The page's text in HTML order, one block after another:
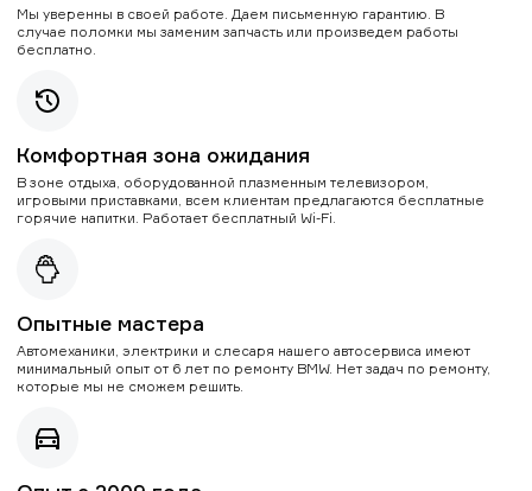
Мы уверенны в своей работе. Даем письменную гарантию. В
случае поломки мы заменим запчасть или произведем работы
бесплатно.
Комфортная зона ожидания
В зоне отдыха, оборудованной плазменным телевизором,
игровыми приставками, всем клиентам предлагаются бесплатные
горячие напитки. Работает бесплатный Wi-Fi.
Опытные мастера
Автомеханики, электрики и слесаря нашего автосервиса имеют
минимальный опыт от 6 лет по ремонту BMW. Нет задач по ремонту,
которые мы не сможем решить.